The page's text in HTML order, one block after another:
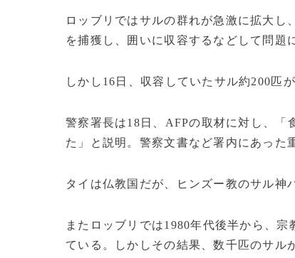
ロッブリではサルの群れが急激に拡大
を捕獲し、囲いに収容するなどして問題
しかし16日、収容していたサル約200匹
警察署長は18日、AFPの取材に対し、「
た」と説明。警察文書など署内にあった
タイは仏教国だが、ヒンズー教のサル神
またロッブリでは1980年代後半から、
ている。しかしその結果、数千匹のサル